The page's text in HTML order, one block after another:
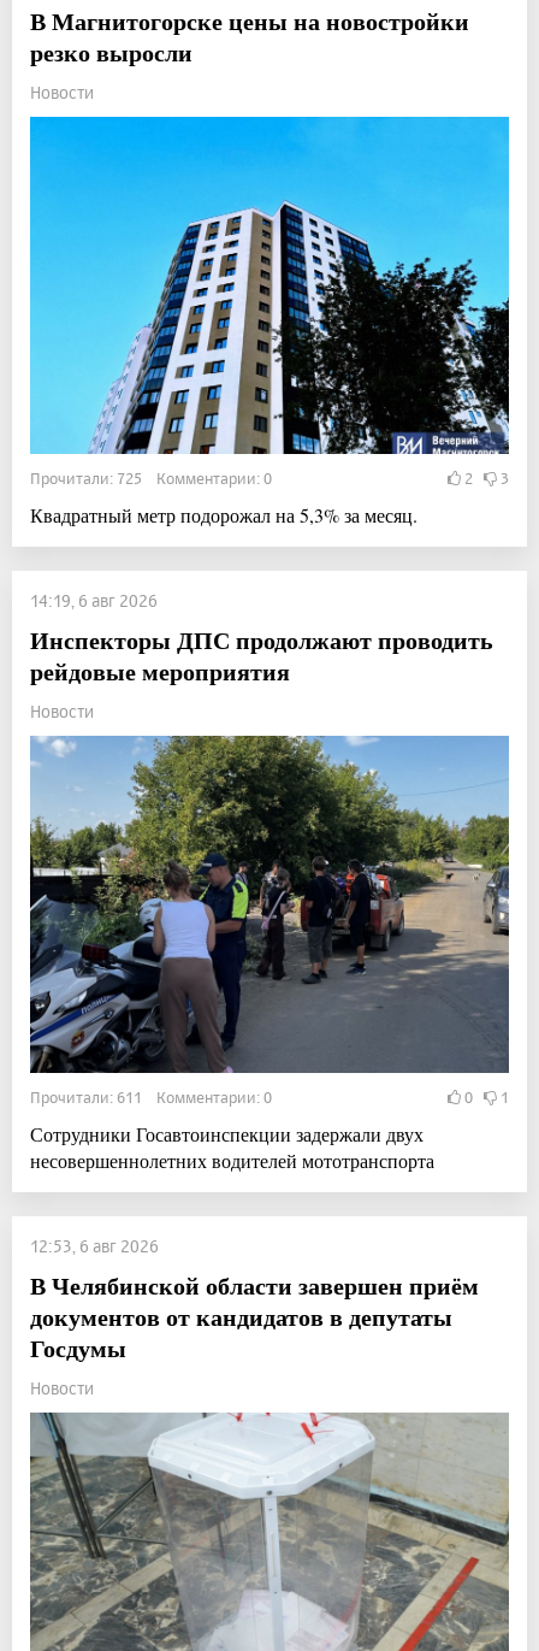
В Магнитогорске цены на новостройки
резко выросли
Новости
Прочитали: 725 Комментарии: 0 2 3
Квадратный метр подорожал на 5,3% за месяц.
14:19, 6 авг 2026
Инспекторы ДПС продолжают проводить
рейдовые мероприятия
Новости
Прочитали: 611 Комментарии: 0 0 1
Сотрудники Госавтоинспекции задержали двух
несовершеннолетних водителей мототранспорта
12:53, 6 авг 2026
В Челябинской области завершен приём
документов от кандидатов в депутаты
Госдумы
Новости